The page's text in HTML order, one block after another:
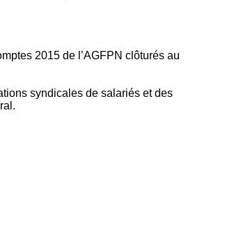
2015 de l’AGFPN clôturés au
syndicales de salariés et des